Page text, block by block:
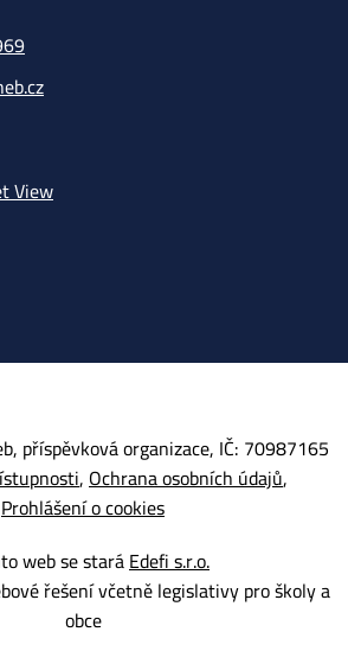
View
příspěvková organizace, IČ: 70987165
Ochrana osobních údajů
Prohlášení o cookies
web se staráEdefi s.r.o.
řešení včetně legislativy pro školy a
obce